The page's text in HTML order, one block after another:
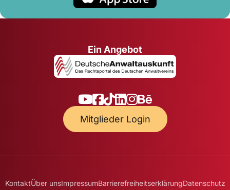
Ein Angebot
Mitglieder Login
KontaktÜber unsImpressumBarrierefreiheitserklärungDatenschutz